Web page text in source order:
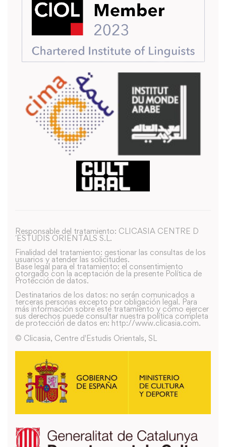
Responsable del tratamiento: CLICASIA CENTRE D
´ESTUDIS ORIENTALS S.L.
Finalidad del tratamiento: gestionar las consultas de los
usuarios y atender las solicitudes.
Base legal para el tratamiento: el consentimiento
otorgado con la aceptación de la presente Política de
Protección de datos.
Destinatarios de los datos: no serán comunicados a
terceras personas excepto por obligación legal. Para
más información sobre este tratamiento y como ejercer
sus derechos puede consultar nuestra política completa
de protección de datos en: http://www.clicasia.com.
© Clicasia, Centre d'Estudis Orientals, SL